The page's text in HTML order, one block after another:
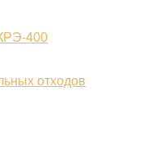
400
отходов